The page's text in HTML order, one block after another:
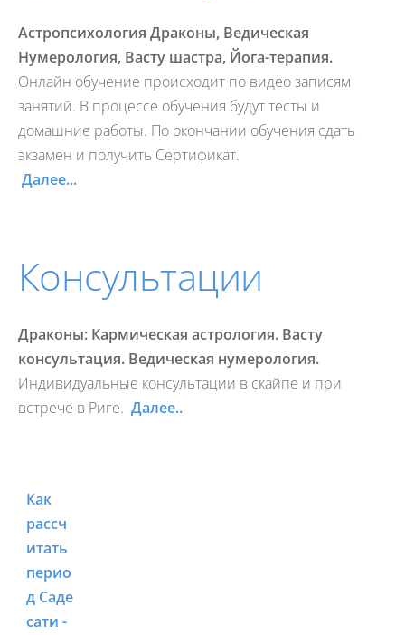
Астропсихология Драконы, Ведическая
Нумерология, Васту шастра, Йога-терапия.
Онлайн обучение происходит по видео записям
занятий. В процессе обучения будут тесты и
домашние работы. По окончании обучения сдать
экзамен и получить Сертификат.
Далее...
Консультации
Драконы: Кармическая астрология. Васту
консультация. Ведическая нумерология.
Индивидуальные консультации в скайпе и при
встрече в Риге. Далее..
Как
рассч
итать
перио
д Саде
сати -